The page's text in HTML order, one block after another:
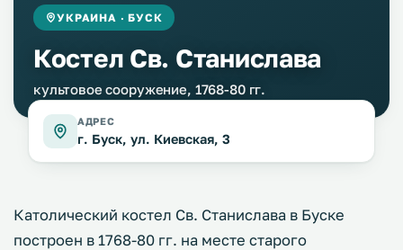
УКРАИНА · БУСК
Костел Св. Станислава
культовое сооружение, 1768-80 гг.
АДРЕС
г. Буск, ул. Киевская, 3
Католический костел Св. Станислава в Буске
построен в 1768-80 гг. на месте старого